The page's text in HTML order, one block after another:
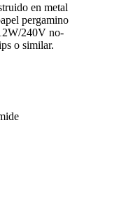
en metal
pergamino
240V no-
o similar.